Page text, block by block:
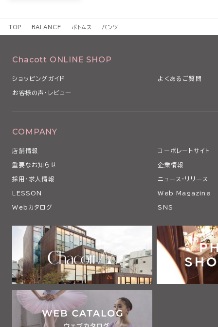
TOP BALANCE ボトムス パンツ
Chacott ONLINE SHOP
ショッピングガイド よくあるご質問
お客様の声・レビュー
COMPANY
店舗情報 コーポレートサイト
重要なお知らせ 企業情報
採用・求人情報 ニュース・リリース
LESSON Web Magazine
Webカタログ SNS